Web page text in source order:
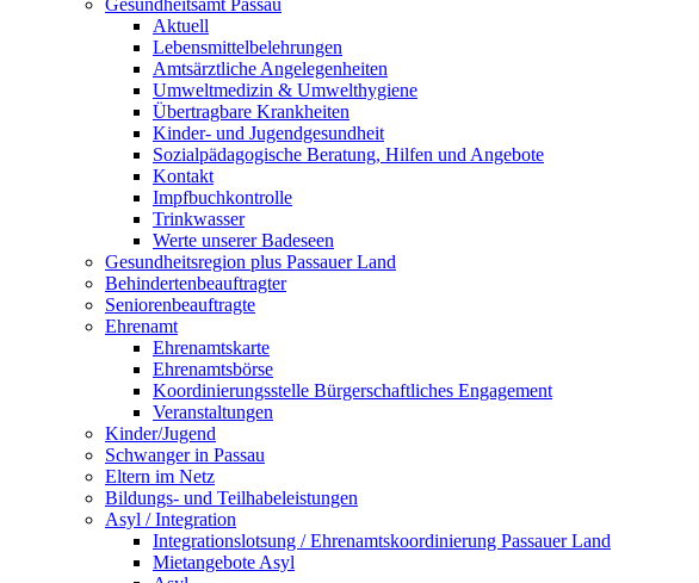
Gesundheitsamt Passau
Aktuell
Lebensmittelbelehrungen
Amtsärztliche Angelegenheiten
Umweltmedizin & Umwelthygiene
Übertragbare Krankheiten
Kinder- und Jugendgesundheit
Sozialpädagogische Beratung, Hilfen und Angebote
Kontakt
Impfbuchkontrolle
Trinkwasser
Werte unserer Badeseen
Gesundheitsregion plus Passauer Land
Behindertenbeauftragter
Seniorenbeauftragte
Ehrenamt
Ehrenamtskarte
Ehrenamtsbörse
Koordinierungsstelle Bürgerschaftliches Engagement
Veranstaltungen
Kinder/Jugend
Schwanger in Passau
Eltern im Netz
Bildungs- und Teilhabeleistungen
Asyl / Integration
Integrationslotsung / Ehrenamtskoordinierung Passauer Land
Mietangebote Asyl